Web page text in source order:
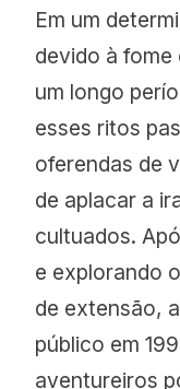
Em um
devido à
um longo
esses ritos
oferendas de
de aplacar a
cultuados.
e explorando
de extensão,
público em
aventureiros